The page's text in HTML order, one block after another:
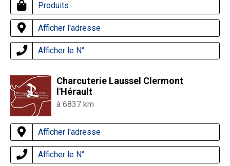
Produits
Afficher l'adresse
Afficher le N°
Charcuterie Laussel Clermont
l'Hérault
à 6837 km
Afficher l'adresse
Afficher le N°